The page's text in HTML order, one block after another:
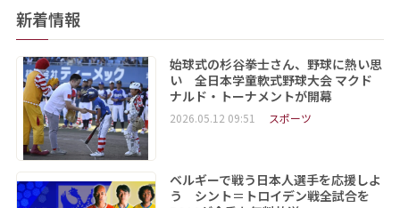
新着情報
始球式の杉谷拳士さん、野球に熱い思
い 全日本学童軟式野球大会 マクド
ナルド・トーナメントが開幕
2026.05.12 09:51 スポーツ
ベルギーで戦う日本人選手を応援しよ
う シント＝トロイデン戦全試合を